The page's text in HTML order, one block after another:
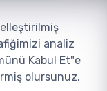
VE BİLİŞİM
analiz
Kabul Et"e
olursunuz.